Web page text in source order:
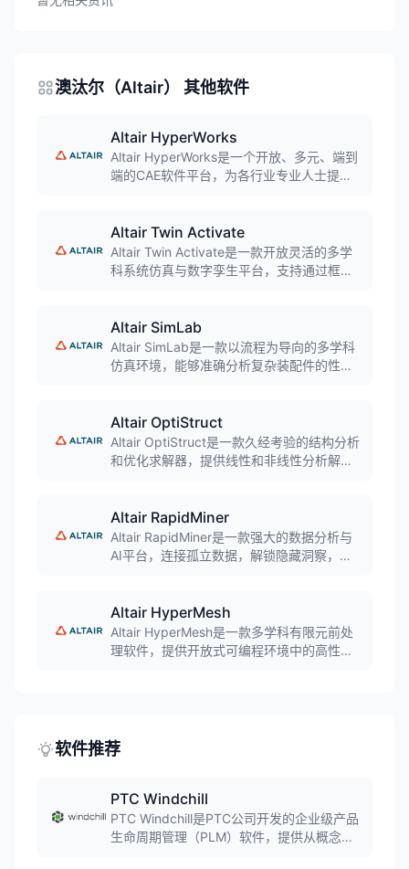
澳汰尔（Altair） 其他软件
Altair HyperWorks
Altair HyperWorks是一个开放、多元、端到
端的CAE软件平台，为各行业专业人士提供
体、热、电磁、电子等多学科物理仿真，帮
助工程师快速解决复杂问题，实现创新设
计。
Altair Twin Activate
Altair Twin Activate是一款开放灵活的多学
科系统仿真与数字孪生平台，支持通过框图
贯穿产品从概念设计到运维的全生命周期。
Altair SimLab
Altair SimLab是一款以流程为导向的多学科
仿真环境，能够准确分析复杂装配件的性
有限元建模和结果解释时间，提供直观易懂
的图形化用户界面。
Altair OptiStruct
Altair OptiStruct是一款久经考验的结构分析
和优化求解器，提供线性和非线性分析解决
的拓扑优化技术，帮助工程师快速开发创
新、轻量化的结构设计。
Altair RapidMiner
Altair RapidMiner是一款强大的数据分析与
AI平台，连接孤立数据，解锁隐藏洞察，通
业现代化现有系统，实现数据驱动的智能决
策。
Altair HyperMesh
Altair HyperMesh是一款多学科有限元前处
理软件，提供开放式可编程环境中的高性能
软件推荐
PTC Windchill
PTC Windchill是PTC公司开发的企业级产品
生命周期管理（PLM）软件，提供从概念设